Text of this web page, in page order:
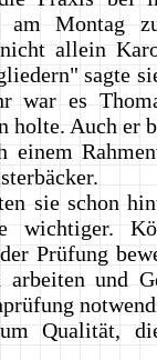
am Montag
allein
sagte
war es
holte. Auch er
sie schon
wichtiger.
Prüfung
und
Qualität,